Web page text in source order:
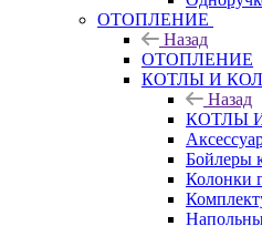
ОТОПЛЕНИЕ
Назад
ОТОПЛЕНИЕ
КОТЛЫ И
Назад
КОТЛЫ
Бойлеры
Колонки